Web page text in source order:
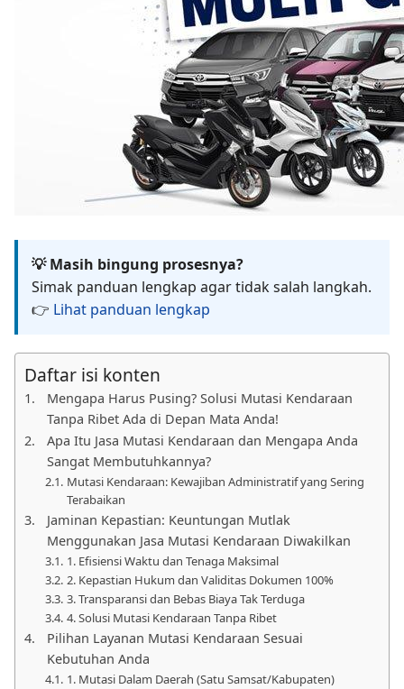
💡 Masih bingung prosesnya?
Simak panduan lengkap agar tidak salah langkah.
👉 Lihat panduan lengkap
Daftar isi konten
Mengapa Harus Pusing? Solusi Mutasi Kendaraan
Tanpa Ribet Ada di Depan Mata Anda!
Apa Itu Jasa Mutasi Kendaraan dan Mengapa Anda
Sangat Membutuhkannya?
Mutasi Kendaraan: Kewajiban Administratif yang Sering
Terabaikan
Jaminan Kepastian: Keuntungan Mutlak
Menggunakan Jasa Mutasi Kendaraan Diwakilkan
1. Efisiensi Waktu dan Tenaga Maksimal
2. Kepastian Hukum dan Validitas Dokumen 100%
3. Transparansi dan Bebas Biaya Tak Terduga
4. Solusi Mutasi Kendaraan Tanpa Ribet
Pilihan Layanan Mutasi Kendaraan Sesuai
Kebutuhan Anda
1. Mutasi Dalam Daerah (Satu Samsat/Kabupaten)